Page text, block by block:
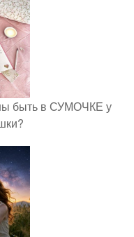
быть в СУМОЧКЕ у